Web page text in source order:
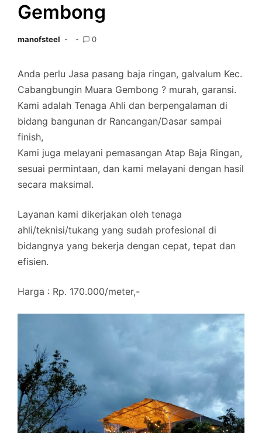
Gembong
manofsteel 0
Anda perlu Jasa pasang baja ringan, galvalum Kec.
Cabangbungin Muara Gembong ? murah, garansi.
Kami adalah Tenaga Ahli dan berpengalaman di
bidang bangunan dr Rancangan/Dasar sampai
finish,
Kami juga melayani pemasangan Atap Baja Ringan,
sesuai permintaan, dan kami melayani dengan hasil
secara maksimal.
Layanan kami dikerjakan oleh tenaga
ahli/teknisi/tukang yang sudah profesional di
bidangnya yang bekerja dengan cepat, tepat dan
efisien.
Harga : Rp. 170.000/meter,-